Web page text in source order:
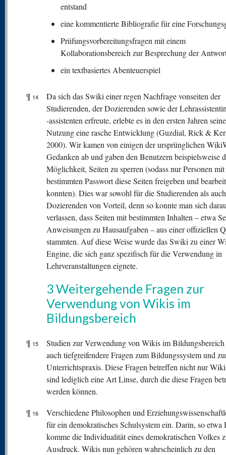
entstand
eine kommentierte Bibliografie für eine
Prüfungsvorbereitungsfragen mit einem
Kollaborationsbereich zur Besprechung der
ein textbasiertes Abenteuerspiel
¶ 14
Da sich das Swiki einer regen Nachfrage vonseiten der
Studierenden, der Dozierenden sowie der
-assistenten erfreute, erlebte es in den ersten Jahren
Nutzung eine rasche Entwicklung (Guzdial, Rick &
2000). Wir kamen von einigen der ursprünglichen
Gedanken ab und gaben den Benutzern beispielsweise
Möglichkeit, Seiten zu sperren (sodass nur Personen
bestimmten Passwort diese Seiten freigeben und
konnten). Dies war sowohl für die Studierenden als
Dozierenden von Vorteil, denn so konnte man sich
verlassen, dass Seiten mit bestimmten Inhalten – etwa
Anweisungen zu Hausaufgaben – aus einer offiziellen
stammten. Auf diese Weise wurde das Swiki zu einer
Engine, die sich ganz spezifisch für die Verwendung in
Lehrveranstaltungen eignete.
3 Weitergehende Fragen zur
Verwendung von Wikis im
Bildungsbereich
¶ 15
Studien zur Verwendung von Wikis im Bildungsbereich
auch tiefgreifendere Fragen zum Bildungssystem und
Unterrichtspraxis. Diese Fragen betreffen nicht nur
sind lediglich eine Art Linse, durch die diese Fragen
werden können.
¶ 16
Verschiedene Philosophen und
für ein demokratisches Schulsystem ein. Darin, so etwa
komme die Individualität eines demokratischen Volkes
Ausdruck. Wikis nun gehören wahrscheinlich zu den